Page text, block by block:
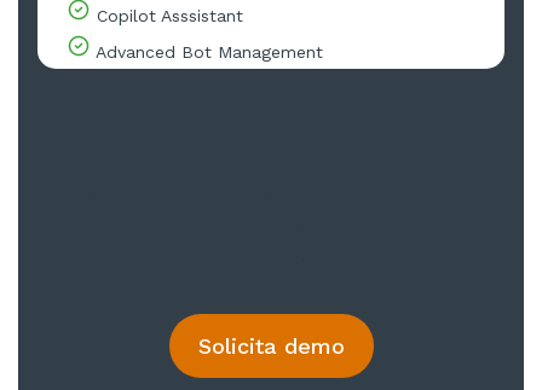
Copilot Asssistant
Advanced Bot Management
Solicita demo